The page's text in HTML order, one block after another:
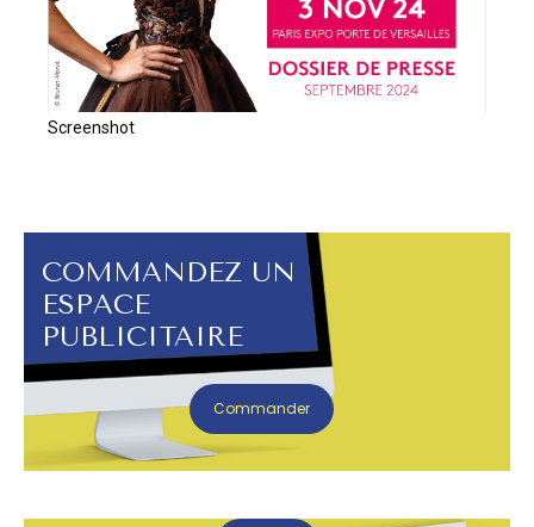
Screenshot
COMMANDEZ UN
ESPACE
PUBLICITAIRE
Commander